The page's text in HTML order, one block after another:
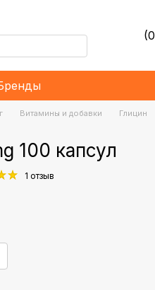
Витамины и добавки Глицин
100 капсул
1 отзыв